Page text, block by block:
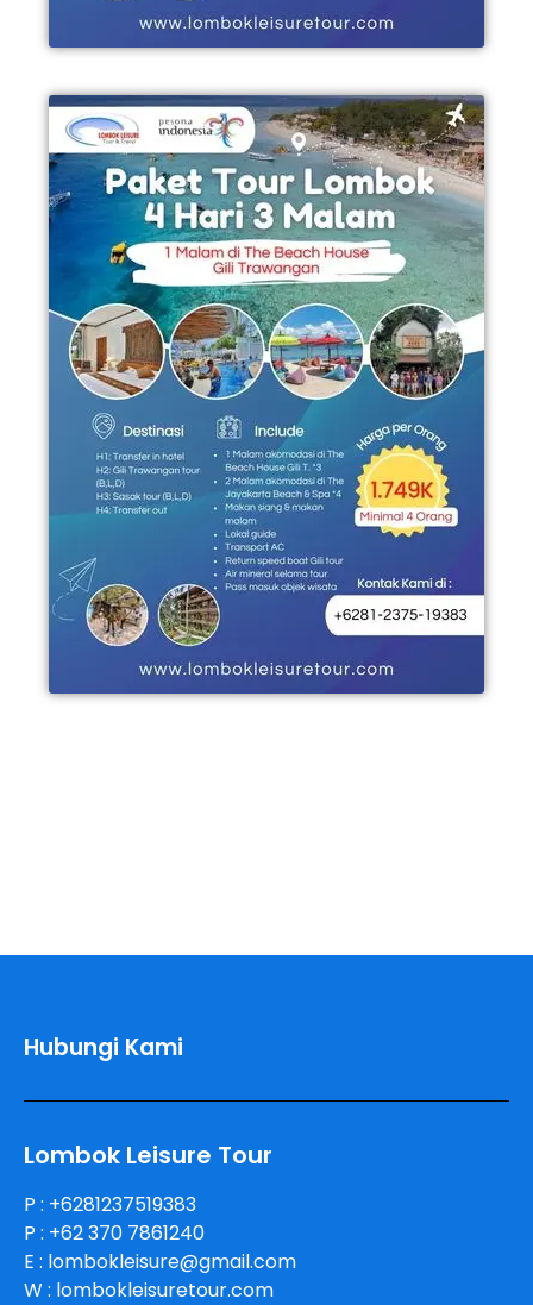
Hubungi Kami
Lombok Leisure Tour
P : +6281237519383
P : +62 370 7861240
E : lombokleisure@gmail.com
W : lombokleisuretour.com